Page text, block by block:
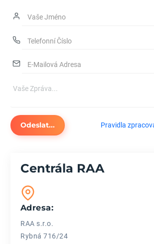
Odeslat... Pravidla
Centrála RAA
Adresa:
RAA s.r.o.
Rybná 716/24